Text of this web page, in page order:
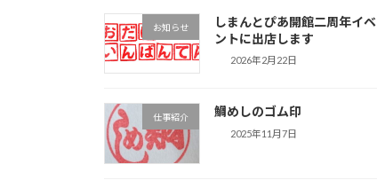
お知らせ
しまんとぴあ開館二周年イベ
ントに出店します
2026年2月22日
仕事紹介 鯛めしのゴム印
2025年11月7日